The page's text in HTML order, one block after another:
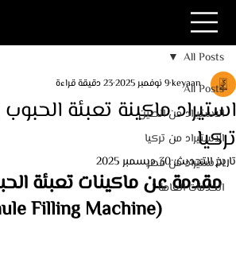
All Posts
الاستيراد من الصين
الاستيراد من تركيا
الاستيراد من مصر
الخدمات العامة
All Posts
استيراد ماكينة تعبئة
تركيا
keyaan9 نوفمبر 2025 23 دقيقة قراءة
تاريخ التحديث:30 ديسمبر 2025
مقدمة عن ماكينات تعبئة
(Granule Filling Machine)